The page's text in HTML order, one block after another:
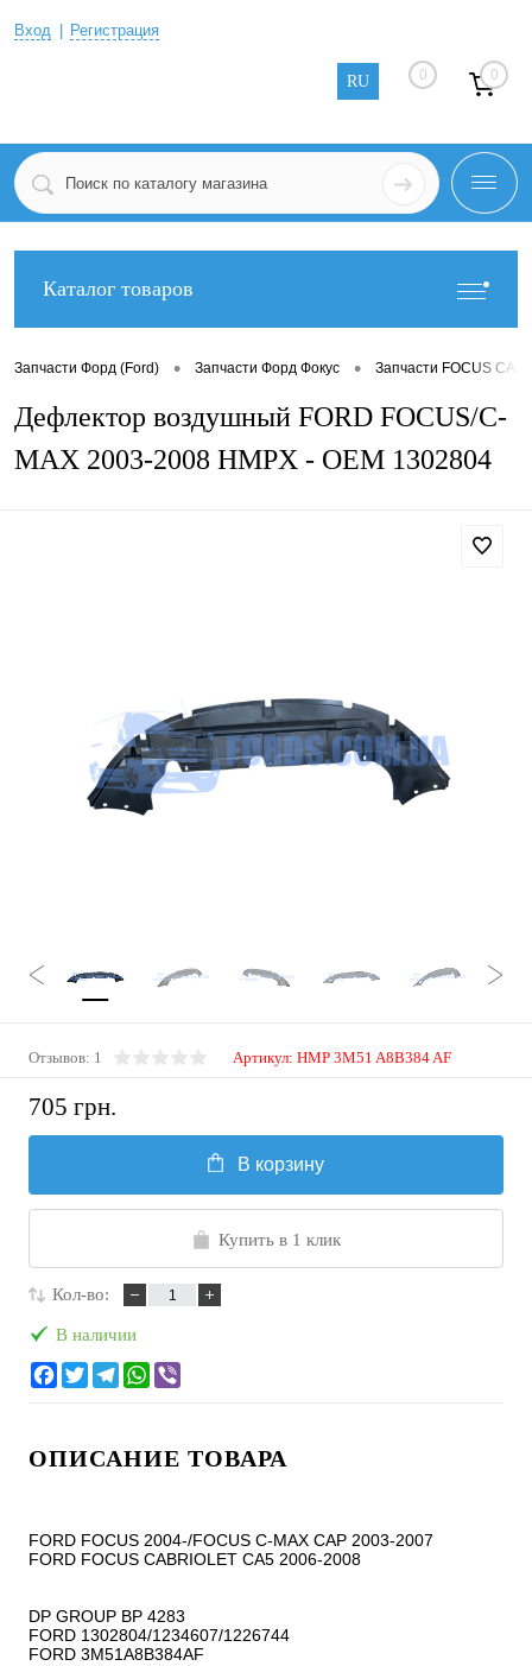
Вход Регистрация
RU 0 0
Каталог товаров
Запчасти Форд (Ford) • Запчасти Форд Фокус • Запчасти FOCUS
Дефлектор воздушный FORD FOCUS/C-
MAX 2003-2008 HMPX - OEM 1302804
Отзывов: 1 Артикул: HMP 3M51 A8B384 AF
705 грн.
В корзину
Купить в 1 клик
Кол-во:
В наличии
ОПИСАНИЕ ТОВАРА
FORD FOCUS 2004-/FOCUS C-MAX CAP 2003-2007
FORD FOCUS CABRIOLET CA5 2006-2008
DP GROUP BP 4283
FORD 1302804/1234607/1226744
FORD 3M51A8B384AF